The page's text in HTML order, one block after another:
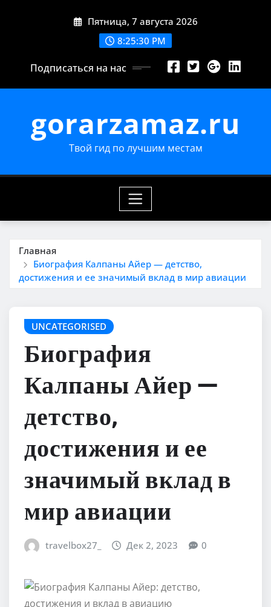
Пятница, 7 августа 2026
8:25:31 PM
Подписаться на нас
gorarzamaz.ru
Твой гид по лучшим местам
Главная
Биография Калпаны Айер — детство,
достижения и ее значимый вклад в мир авиации
UNCATEGORISED
Биография
Калпаны Айер —
детство,
достижения и ее
значимый вклад в
мир авиации
travelbox27_ Дек 2, 2023 0